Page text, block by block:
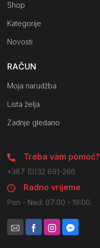
Shop
Kategorije
Novosti
RAČUN
Moja narudžba
Lista želja
Zadnje gledano
Treba vam pomoć?
+387 (0)32 691-266
Radno vrijeme
Pon - Ned: 07:00 - 19:00